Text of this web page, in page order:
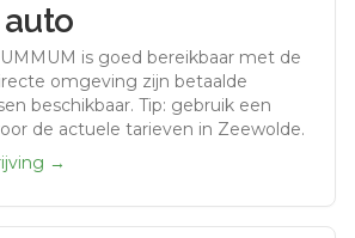
is goed bereikbaar met de
omgeving zijn betaalde
beschikbaar. Tip: gebruik een
de actuele tarieven in Zeewolde.
→